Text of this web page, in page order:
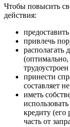
Чтобы повысить
действия:
привлечь
располагать
(оптимально,
принести
составляет
иметь
кредиту (его
часть от